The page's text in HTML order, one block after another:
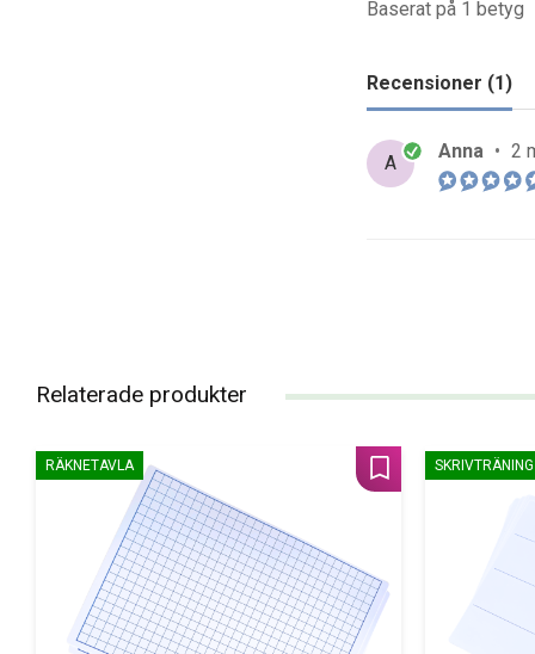
Baserat på 1 betyg
Recensioner (1)
A
Anna • 2
Relaterade produkter
RÄKNETAVLA
Lägg till i favoriter
SKRIVTRÄNING